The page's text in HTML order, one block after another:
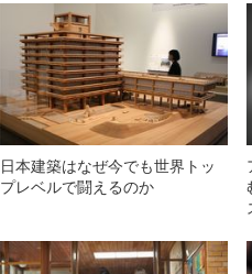
日本建築はなぜ今でも世界トッ
プレベルで闘えるのか